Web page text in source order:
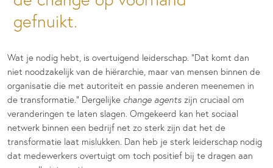
gefnuikt.
Wat je nodig hebt, is overtuigend leiderschap. “Dat komt dan
niet noodzakelijk van de hiërarchie, maar van mensen binnen de
organisatie die met autoriteit en passie anderen meenemen in
de transformatie.” Dergelijke change agents zijn cruciaal om
veranderingen te laten slagen. Omgekeerd kan het sociaal
netwerk binnen een bedrijf net zo sterk zijn dat het de
transformatie laat mislukken. Dan heb je sterk leiderschap nodig
dat medewerkers overtuigt om toch positief bij te dragen aan